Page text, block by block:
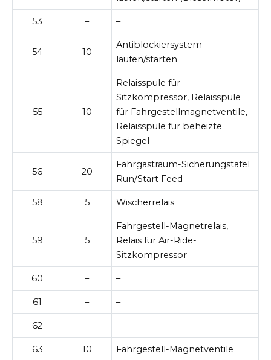
53 – –
54 10
Antiblockiersystem
laufen/starten
55 10
Relaisspule für
Sitzkompressor, Relaisspule
für Fahrgestellmagnetventile,
Relaisspule für beheizte
Spiegel
56 20
Fahrgastraum-Sicherungstafel
Run/Start Feed
58 5 Wischerrelais
59 5
Fahrgestell-Magnetrelais,
Relais für Air-Ride-
Sitzkompressor
60 – –
61 – –
62 – –
63 10 Fahrgestell-Magnetventile